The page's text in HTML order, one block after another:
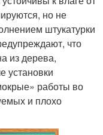
но не
штукатурки
что
из дерева,
установки
работы во
и плохо